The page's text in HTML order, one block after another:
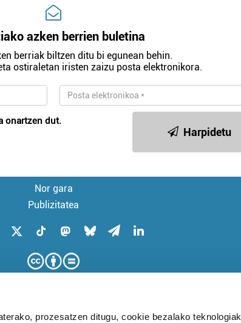
prozesatzen ditugu, cookie bezalako teknologiak
azken berrien buletina
berriak biltzen ditu bi egunean behin.
ostiraletan iristen zaizu posta elektronikora.
onartzen dut.
Harpidetu
Nor gara
Publizitatea